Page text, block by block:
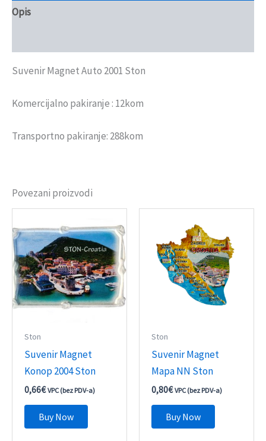
Opis
Suvenir Magnet Auto 2001 Ston
Komercijalno pakiranje : 12kom
Transportno pakiranje: 288kom
Povezani proizvodi
Ston
Suvenir Magnet
Konop 2004 Ston
0,66€ VPC (bez PDV-a)
Buy Now
Ston
Suvenir Magnet
Mapa NN Ston
0,80€ VPC (bez PDV-a)
Buy Now